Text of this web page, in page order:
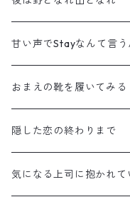
アクリルスタンド
ステッカー
缶バッジ
ポストカード
甘い声でStayなんて言う
アクリルスタンド
ステッカー
缶バッジ
おまえの靴を履いてみる
アクリルスタンド
ステッカー
隠した恋の終わりまで
アクリルスタンド
気になる上司に抱かれて